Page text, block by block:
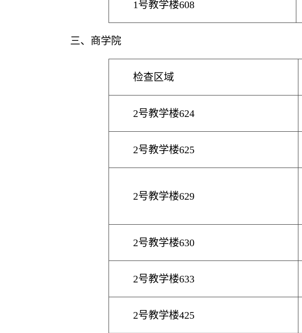
1号教学楼608
三、商学院
检查区域
2号教学楼624
2号教学楼625
2号教学楼629
2号教学楼630
2号教学楼633
2号教学楼425